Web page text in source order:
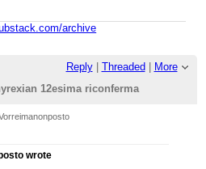
archive
Reply| Threaded
More
12esima riconferma
wrote